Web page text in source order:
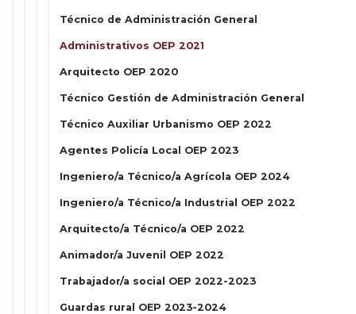
Técnico de Administración General
Administrativos OEP 2021
Arquitecto OEP 2020
Técnico Gestión de Administración General
Técnico Auxiliar Urbanismo OEP 2022
Agentes Policía Local OEP 2023
Ingeniero/a Técnico/a Agrícola OEP 2024
Ingeniero/a Técnico/a Industrial OEP 2022
Arquitecto/a Técnico/a OEP 2022
Animador/a Juvenil OEP 2022
Trabajador/a social OEP 2022-2023
Guardas rural OEP 2023-2024